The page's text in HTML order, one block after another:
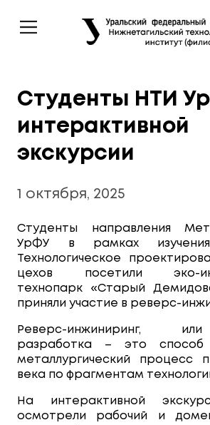
Студенты НТИ
интерактивной
экскурсии
1 октября, 2025
Студенты направления
УрФУ в рамках изучения
Технологическое
цехов посетили эко-
технопарк «Старый
приняли участие в реверс-
Реверс-инжиниринг,
разработка – это способ
металлургический процесс
века по фрагментам
На интерактивной
осмотрели рабочий и